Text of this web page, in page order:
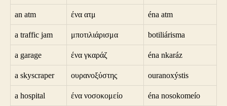
an atm ένα ατμ éna atm
a traffic jam μποτιλιάρισμα botiliárisma
a garage ένα γκαράζ éna nkaráz
a skyscraper ουρανοξύστης ouranoxýstis
a hospital ένα νοσοκομείο éna nosokomeío